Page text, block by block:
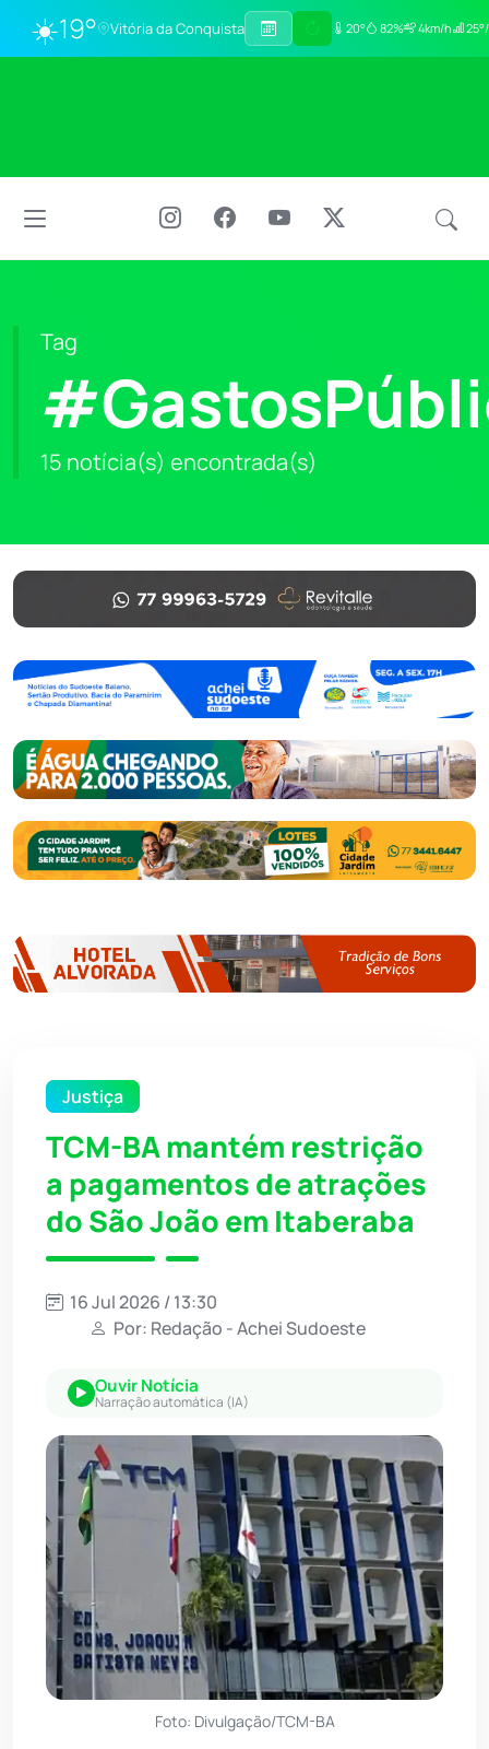
☀️19° Vitória da Conquista 20° 82% 4km/h
Tag
15 notícia(s) encontrada(s)
Justiça
TCM-BA mantém restrição
a pagamentos de atrações
do São João em Itaberaba
16 Jul 2026 / 13:30
Por: Redação - Achei Sudoeste
Ouvir Notícia
Narração automática (IA)
Foto: Divulgação/TCM-BA